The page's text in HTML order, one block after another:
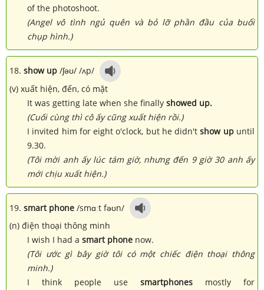
of the photoshoot.
(Angel vô tình ngủ quên và bỏ lỡ phần đầu của buổi
chụp hình.)
18. show up /ʃəʊ/ /ʌp/
(v) xuất hiện, đến, có mặt
It was getting late when she finally showed up.
(Cuối cùng thì cô ấy cũng xuất hiện rồi.)
I invited him for eight o'clock, but he didn't show upuntil
9.30.
(Tôi mời anh ấy lúc tám giờ, nhưng đến 9 giờ 30 anh ấy
mới chịu xuất hiện.)
19. smart phone /smɑːt fəʊn/
(n) điện thoại thông minh
I wish I had a smart phone now.
(Tôi ước gì bây giờ tôi có một chiếc điện thoại thông
minh.)
I think people use smartphones mostly for